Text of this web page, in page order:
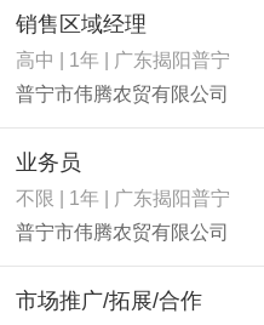
销售区域经理
高中 | 1年 | 广东揭阳普宁
普宁市伟腾农贸有限公司
业务员
不限 | 1年 | 广东揭阳普宁
普宁市伟腾农贸有限公司
市场推广/拓展/合作